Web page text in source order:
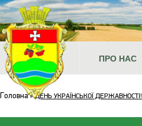
ГОЛОВНА ПРО НАС
Головна»ДЕНЬ УКРАЇНСЬКОЇ ДЕРЖАВНОСТІ!